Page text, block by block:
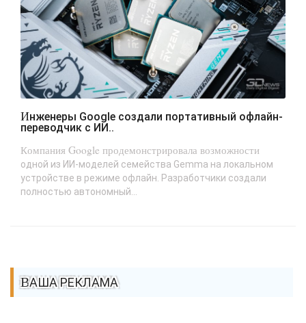
Инженеры Google создали портативный офлайн-
переводчик с ИИ..
Компания Google продемонстрировала возможности
одной из ИИ-моделей семейства Gemma на локальном
устройстве в режиме офлайн. Разработчики создали
полностью автономный...
ВАША РЕКЛАМА